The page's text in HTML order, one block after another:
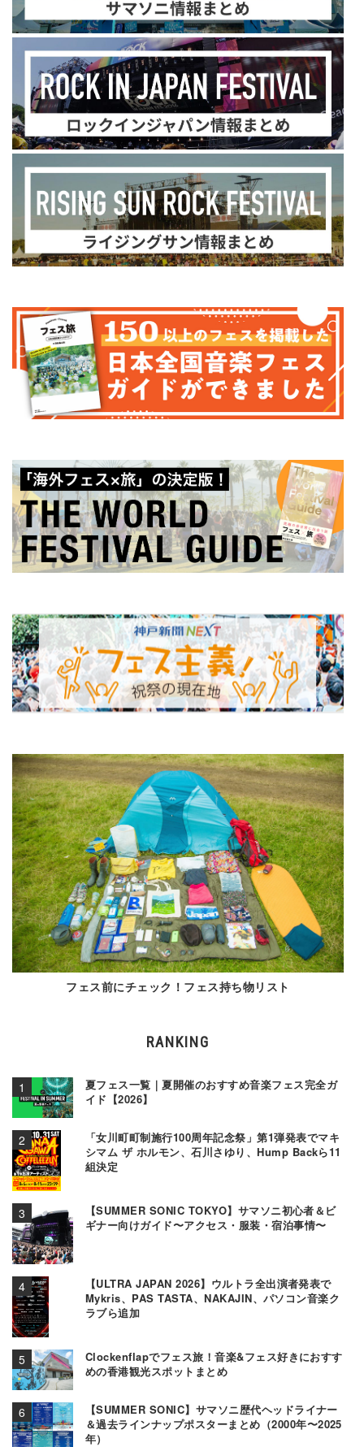
フェス前にチェック！フェス持ち物リスト
RANKING
夏フェス一覧｜夏開催のおすすめ音楽フェス完全ガ
イド【2026】
「女川町町制施行100周年記念祭」第1弾発表でマキ
シマム ザ ホルモン、石川さゆり、Hump Backら11
組決定
【SUMMER SONIC TOKYO】サマソニ初心者＆ビ
ギナー向けガイド〜アクセス・服装・宿泊事情〜
【ULTRA JAPAN 2026】ウルトラ全出演者発表で
Mykris、PAS TASTA、NAKAJIN、パソコン音楽ク
ラブら追加
Clockenflapでフェス旅！音楽&フェス好きにおすす
めの香港観光スポットまとめ
【SUMMER SONIC】サマソニ歴代ヘッドライナー
＆過去ラインナップポスターまとめ（2000年〜2025
年）